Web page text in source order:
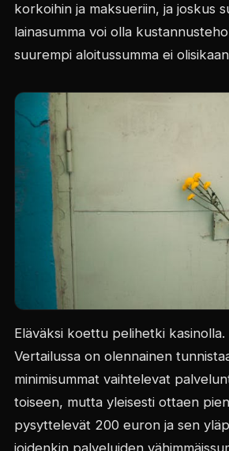
korkoihin ja maksueriin, ja joskus
lainasumma voi olla
suurempi aloitussumma ei
Eläväksi koettu pelihetki kasinolla.
Vertailussa on olennainen
minimisummat vaihtelevat
toiseen, mutta yleisesti ottaen
pysyttelevät 200 euron ja sen
joidenkin palveluiden